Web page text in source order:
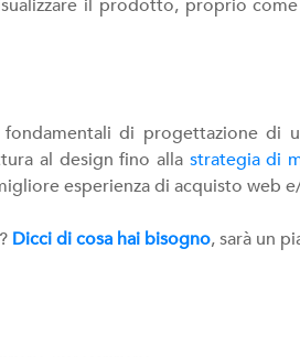
il prodotto, proprio
di progettazione di
al design fino alla strategia di
esperienza di acquisto web
Dicci di cosa hai bisogno, sarà un